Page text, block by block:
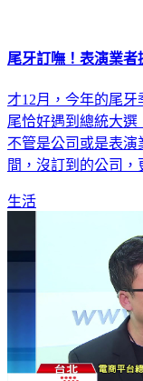
尾牙訂嘸！表演業
才12月，今年的尾
尾恰好遇到總統大
不管是公司或是表
間，沒訂到的公司，
生活